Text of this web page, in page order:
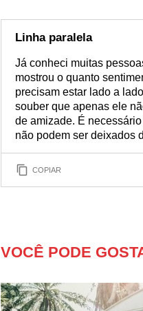
Linha paralela
Já conheci muitas
mostrou o quanto
precisam estar lado a
souber que apenas ele
de amizade. É
não podem ser deixados
COPIAR
VOCÊ PODE